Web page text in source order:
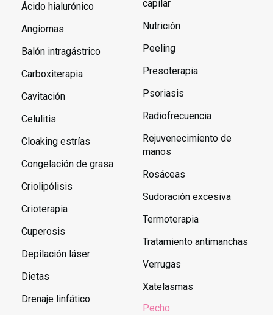
Ácido hialurónico
Angiomas
Balón intragástrico
Carboxiterapia
Cavitación
Celulitis
Cloaking estrías
Congelación de grasa
Criolipólisis
Crioterapia
Cuperosis
Depilación láser
Dietas
Drenaje linfático
capilar
Nutrición
Peeling
Presoterapia
Psoriasis
Radiofrecuencia
Rejuvenecimiento de
manos
Rosáceas
Sudoración excesiva
Termoterapia
Tratamiento antimanchas
Verrugas
Xatelasmas
Pecho